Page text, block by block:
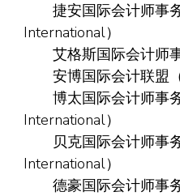
捷安国际会计师事
International）
艾格斯国际会计师事
安博国际会计联盟（
博太国际会计师事
International）
贝克国际会计师事
International）
德豪国际会计师事